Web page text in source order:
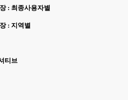
: 최종사용자별
: 지역별
티브